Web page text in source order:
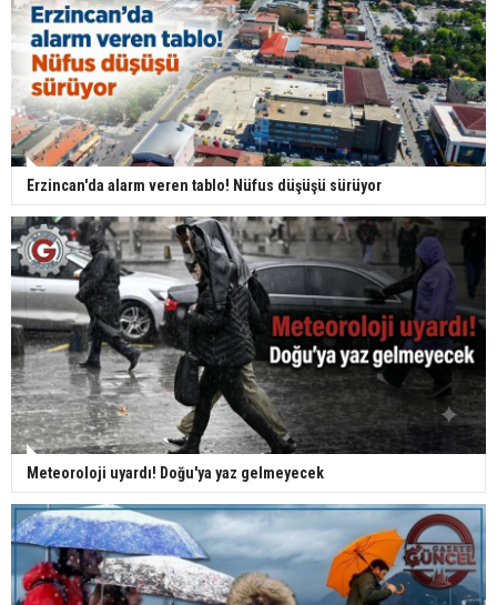
Erzincan'da alarm veren tablo! Nüfus düşüşü sürüyor
Meteoroloji uyardı! Doğu'ya yaz gelmeyecek